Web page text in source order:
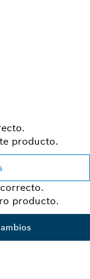
producto.
producto.